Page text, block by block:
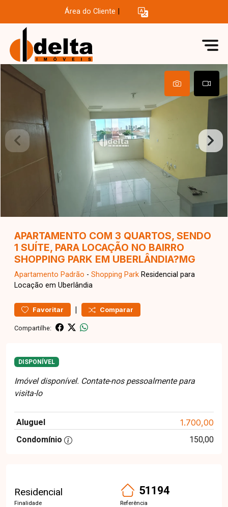
Área do Cliente
APARTAMENTO COM 3 QUARTOS, SENDO
1 SUÍTE, PARA LOCAÇÃO NO BAIRRO
SHOPPING PARK EM UBERLÂNDIA?MG
Apartamento Padrão - Shopping Park Residencial para
Locação em Uberlândia
Favoritar | Comparar
Compartilhe:
DISPONÍVEL
Imóvel disponível. Contate-nos pessoalmente para
visita-lo
Aluguel 1.700,00
Condomínio 150,00
Residencial
Finalidade
51194
Referência